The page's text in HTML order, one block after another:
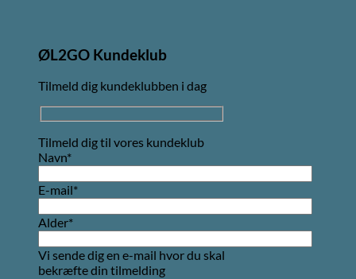
ØL2GO Kundeklub
Tilmeld dig kundeklubben i dag
Tilmeld dig til vores kundeklub
Navn*
E-mail*
Alder*
Vi sende dig en e-mail hvor du skal
bekræfte din tilmelding